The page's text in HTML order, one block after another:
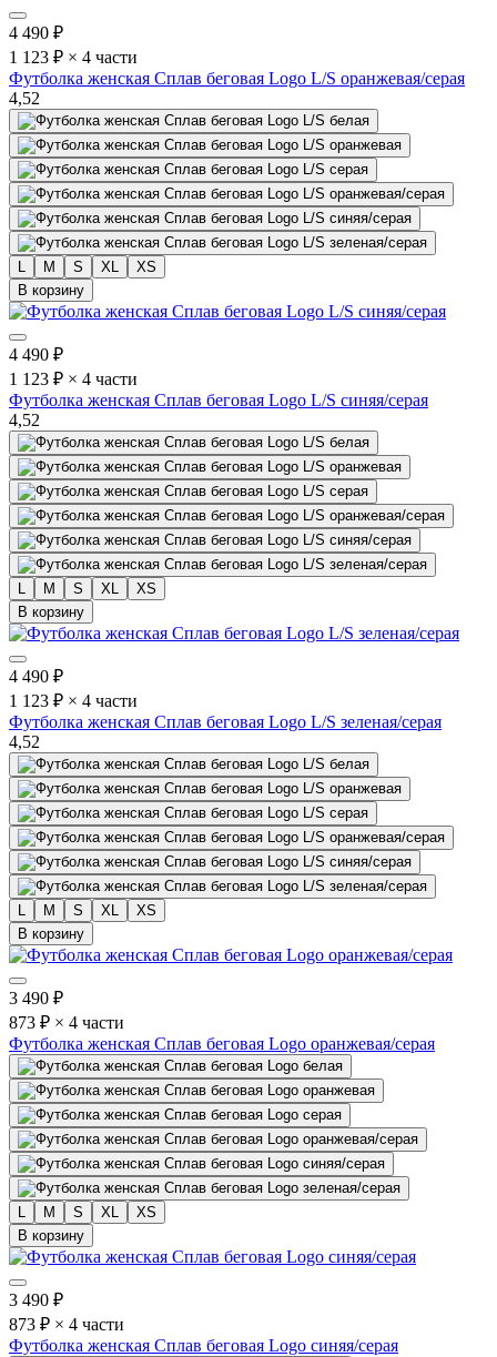
4 490 ₽
1 123 ₽ × 4 части
Футболка женская Сплав беговая Logo L/S оранжевая/серая
4,52
L M S XL
XS
В корзину
4 490 ₽
1 123 ₽ × 4 части
Футболка женская Сплав беговая Logo L/S синяя/серая
4,52
L M S XL
XS
В корзину
4 490 ₽
1 123 ₽ × 4 части
Футболка женская Сплав беговая Logo L/S зеленая/серая
4,52
L M S XL
XS
В корзину
3 490 ₽
873 ₽ × 4 части
Футболка женская Сплав беговая Logo оранжевая/серая
L M S XL
XS
В корзину
3 490 ₽
873 ₽ × 4 части
Футболка женская Сплав беговая Logo синяя/серая